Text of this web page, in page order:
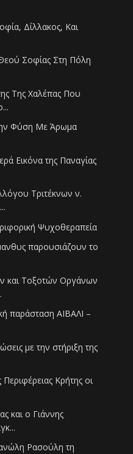
Δίλλακος, Και
Σοφίας Στη Πόλη
Της Χαλέπας Που
Φύση Με Άρωμα
Εικόνα της Παναγίας
Τριτέκνων ν.
Ψυχοθεραπεία
παρουσιάζουν το
και Τοξοτών Οργάνων
παράσταση ΑΙΒΑΛΙ –
με την στήριξη της
Κρήτης οι
και ο Γιάννης
Ρασούλη τη